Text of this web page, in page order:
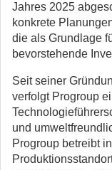
Jahres 2025
konkrete
die als Grundlage
bevorstehende
Seit seiner
verfolgt Progroup
und
Progroup betreibt